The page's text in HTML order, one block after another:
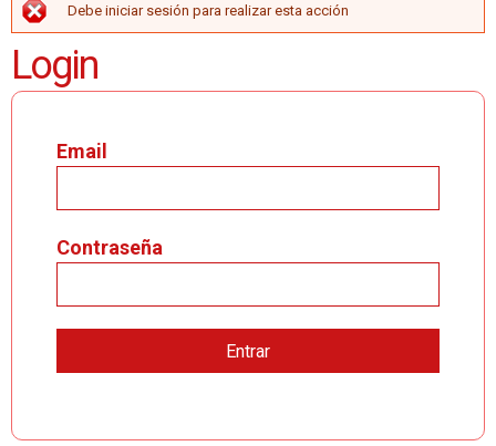
MENSAJE DE ERROR
Debe iniciar sesión para realizar esta acción
Login
Email
Contraseña